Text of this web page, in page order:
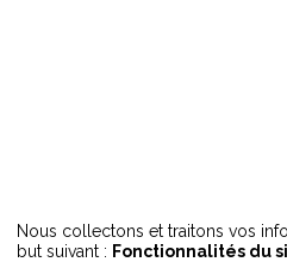
Nous collectons et traitons vos
but suivant : Fonctionnalités du